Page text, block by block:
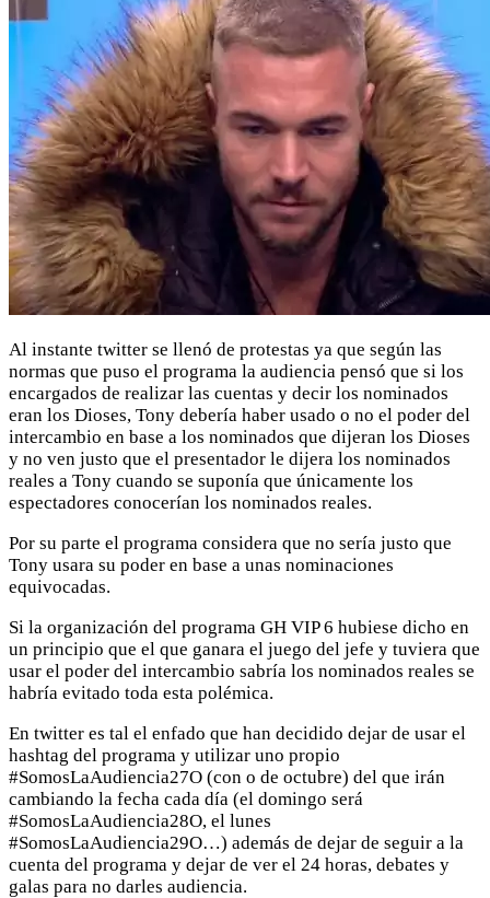
Al instante twitter se llenó de protestas ya que según las
normas que puso el programa la audiencia pensó que si los
encargados de realizar las cuentas y decir los nominados
eran los Dioses, Tony debería haber usado o no el poder del
intercambio en base a los nominados que dijeran los Dioses
y no ven justo que el presentador le dijera los nominados
reales a Tony cuando se suponía que únicamente los
espectadores conocerían los nominados reales.
Por su parte el programa considera que no sería justo que
Tony usara su poder en base a unas nominaciones
equivocadas.
Si la organización del programa GH VIP 6 hubiese dicho en
un principio que el que ganara el juego del jefe y tuviera que
usar el poder del intercambio sabría los nominados reales se
habría evitado toda esta polémica.
En twitter es tal el enfado que han decidido dejar de usar el
hashtag del programa y utilizar uno propio
#SomosLaAudiencia27O (con o de octubre) del que irán
cambiando la fecha cada día (el domingo será
#SomosLaAudiencia28O, el lunes
#SomosLaAudiencia29O…) además de dejar de seguir a la
cuenta del programa y dejar de ver el 24 horas, debates y
galas para no darles audiencia.